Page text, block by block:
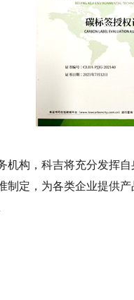
机构，科吉将充分发挥
制定，为各类企业提供